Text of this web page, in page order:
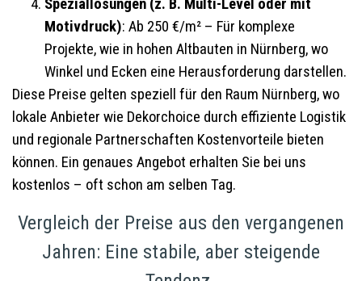
Speziallösungen (z. B. Multi-Level oder mit
Motivdruck): Ab 250 €/m² – Für komplexe
Projekte, wie in hohen Altbauten in Nürnberg, wo
Winkel und Ecken eine Herausforderung darstellen.
Diese Preise gelten speziell für den Raum Nürnberg, wo
lokale Anbieter wie Dekorchoice durch effiziente Logistik
und regionale Partnerschaften Kostenvorteile bieten
können. Ein genaues Angebot erhalten Sie bei uns
kostenlos – oft schon am selben Tag.
Vergleich der Preise aus den vergangenen
Jahren: Eine stabile, aber steigende